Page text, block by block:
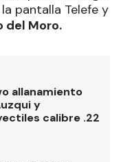
pantalla Telefe y
del Moro.
allanamiento
y
calibre .22